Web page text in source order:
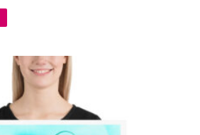
à
CHF 50.00
Ce
produit
plusieurs
variations.
Les
options
peuvent